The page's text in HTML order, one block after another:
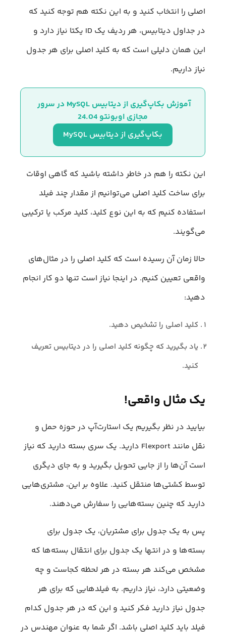
اصلی را انتخاب کنید و به این نکته هم توجه کنید که
در جداول دیتابیس، هر ردیف یک ‌ID یکتا نیاز دارد و
این همان دلیلی است که به کلید اصلی برای هر جدول
نیاز داریم.
آموزش بکاپ‌گیری از دیتابیس MySQL در سرور
مجازی اوبونتو 24.04
بکاپ‌گیری از دیتابیس MySQL
این نکته را هم در خاطر داشته باشید که گاهی اوقات
برای ساخت کلید اصلی می‌توانیم از مقدار چند فیلد
استفاده کنیم که به این نوع کلید، کلید مرکب یا ترکیبی
می‌گویند.
حالا زمان آن رسیده است که کلید اصلی را در مثال‌های
واقعی تعیین کنیم. در اینجا نیاز است تنها دو کار انجام
دهید:
کلید اصلی را تشخیص دهید.
یاد بگیرید که چگونه کلید اصلی را در دیتابیس تعریف
کنید.
یک مثال واقعی!
بیایید در نظر بگیریم یک استارت‌آپ در حوزه حمل و
نقل مانند Flexport دارید. یک سری بسته دارید که نیاز
است آن‌ها را از جایی تحویل بگیرید و به جای دیگری
توسط کشتی‌ها منتقل کنید. علاوه بر این، مشتری‌هایی
دارید که چنین بسته‌هایی را سفارش می‌دهند.
پس به یک جدول برای مشتریان،‌ یک جدول برای
بسته‌ها و در انتها یک جدول برای انتقال بسته‌ها که
مشخص می‌کند هر بسته در هر لحظه کجاست و چه
وضعیتی دارد، نیاز داریم. به فیلد‌هایی که برای هر
جدول نیاز دارید فکر کنید و این که در هر جدول کدام
فیلد باید کلید اصلی باشد. اگر شما به عنوان مهندس در